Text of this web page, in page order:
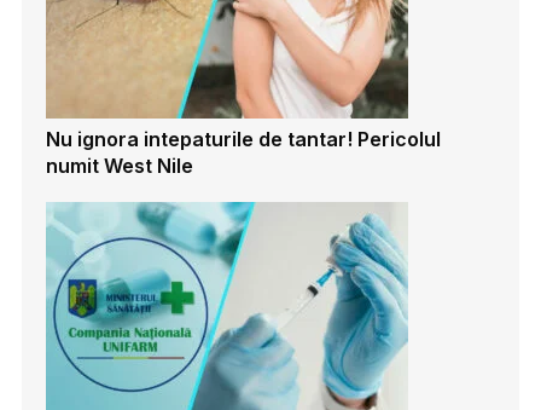
Nu ignora intepaturile de tantar! Pericolul
numit West Nile